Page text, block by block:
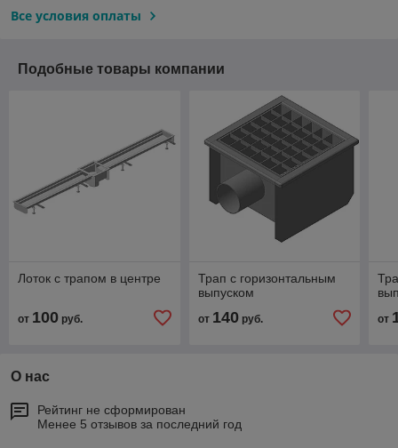
Все условия оплаты
Подобные товары компании
Лоток с трапом в центре
от 100 руб.
Трап с горизонтальным
выпуском
от 140руб. от
О нас
Рейтинг не сформирован
Менее 5 отзывов за последний год